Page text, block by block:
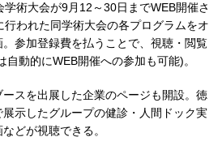
術大会が9月12～30日までWEB開催さ
われた同学術大会の各プログラムをオ
参加登録費を払うことで、視聴・閲覧
動的にWEB開催への参加も可能)。
スを出展した企業のページも開設。徳
示したグループの健診・人間ドック実
どが視聴できる。